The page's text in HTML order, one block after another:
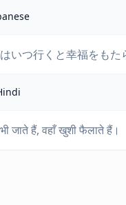
いつ行くと幸福をもた
जाते हैं, वहाँ खुशी फैलाते हैं।